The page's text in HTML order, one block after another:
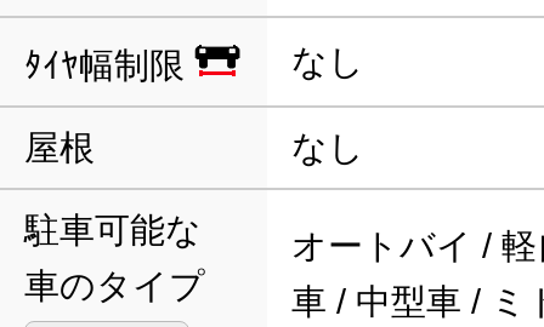
ﾀｲﾔ幅制限 なし
屋根 なし
駐車可能な
車のタイプ
オートバイ /
車 / 中型車 / ミ